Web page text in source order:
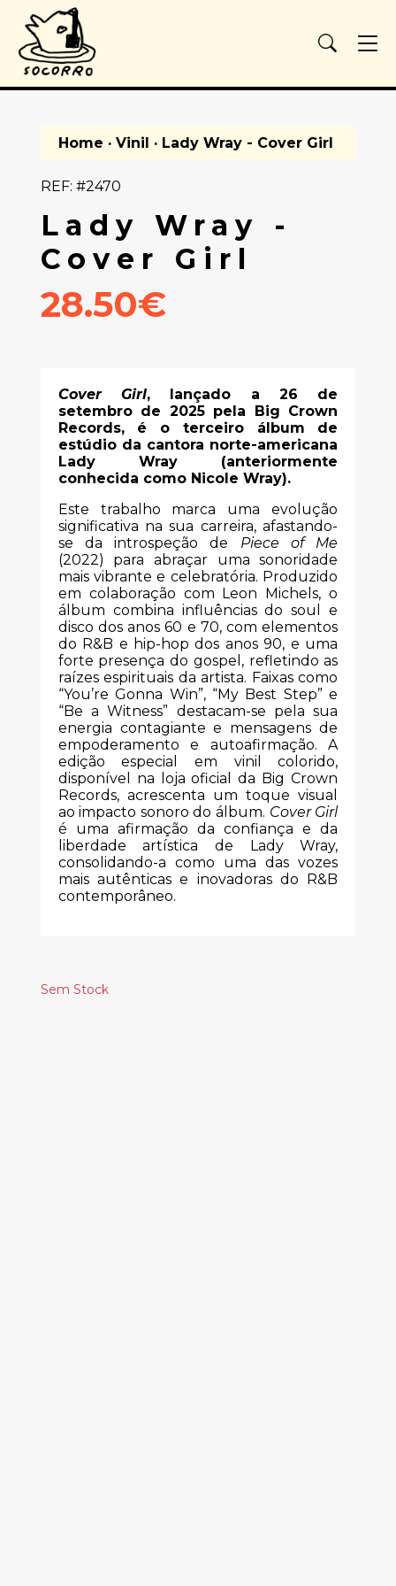
Home · Vinil · Lady Wray - Cover Girl
REF: #2470
Lady Wray -
Cover Girl
28.50€
Cover Girl, lançado a 26 de
setembro de 2025 pela Big Crown
Records, é o terceiro álbum de
estúdio da cantora norte-americana
Lady Wray (anteriormente
conhecida como Nicole Wray).
Este trabalho marca uma evolução
significativa na sua carreira, afastando-
se da introspeção de Piece of Me
(2022) para abraçar uma sonoridade
mais vibrante e celebratória. Produzido
em colaboração com Leon Michels, o
álbum combina influências do soul e
disco dos anos 60 e 70, com elementos
do R&B e hip-hop dos anos 90, e uma
forte presença do gospel, refletindo as
raízes espirituais da artista. Faixas como
“You’re Gonna Win”, “My Best Step” e
“Be a Witness” destacam-se pela sua
energia contagiante e mensagens de
empoderamento e autoafirmação. A
edição especial em vinil colorido,
disponível na loja oficial da Big Crown
Records, acrescenta um toque visual
ao impacto sonoro do álbum. Cover Girl
é uma afirmação da confiança e da
liberdade artística de Lady Wray,
consolidando-a como uma das vozes
mais autênticas e inovadoras do R&B
contemporâneo.
Sem Stock